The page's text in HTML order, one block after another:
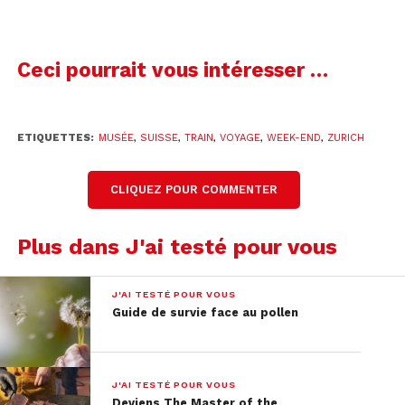
Crédit : tripadvisor.com
Ceci pourrait vous intéresser …
ETIQUETTES: MUSÉE, SUISSE, TRAIN, VOYAGE, WEEK-END, ZURICH
CLIQUEZ POUR COMMENTER
Plus dans J'ai testé pour vous
J'AI TESTÉ POUR VOUS
Guide de survie face au pollen
J'AI TESTÉ POUR VOUS